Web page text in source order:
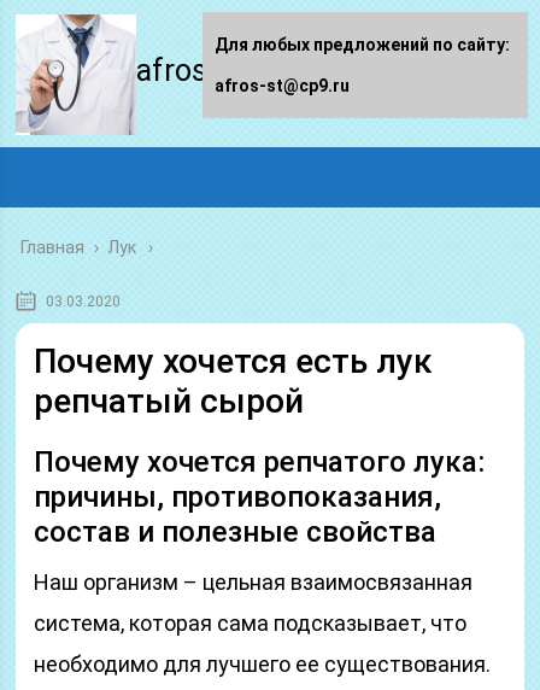
afros-st.ru
Главная › Лук
03.03.2020
Почему хочется есть лук
репчатый сырой
Почему хочется репчатого лука:
причины, противопоказания,
состав и полезные свойства
Наш организм – цельная взаимосвязанная
система, которая сама подсказывает, что
необходимо для лучшего ее существования.
Для любых предложений по сайту:
afros-st@cp9.ru